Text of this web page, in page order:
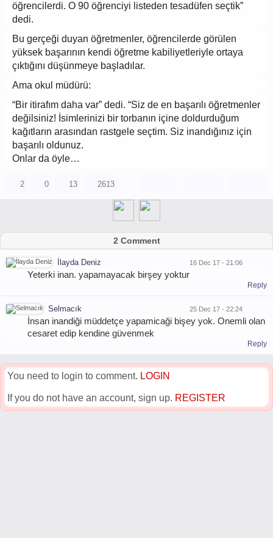
öğrencilerdi. O 90 öğrenciyi listeden tesadüfen seçtik”
dedi.
Bu gerçeği duyan öğretmenler, öğrencilerde görülen
yüksek başarının kendi öğretme kabiliyetleriyle ortaya
çıktığını düşünmeye başladılar.
Ama okul müdürü:
“Bir itirafım daha var” dedi. “Siz de en başarılı öğretmenler
değilsiniz! İsimlerinizi bir torbanın içine doldurduğum
kağıtların arasından rastgele seçtim. Siz inandığınız için
başarılı oldunuz.
Onlar da öyle…
2 0 13 2613
2 Comment
İlayda Deniz 16 Dec 17 - 21:06
Yeterki inan. yapamayacak birşey yoktur
Reply
Selmacık 25 Dec 17 - 22:24
İnsan inandiği müddetçe yapamicaği bişey yok. Onemli olan
cesaret edip kendine güvenmek
Reply
You need to login to comment. LOGIN
If you do not have an account, sign up. REGISTER